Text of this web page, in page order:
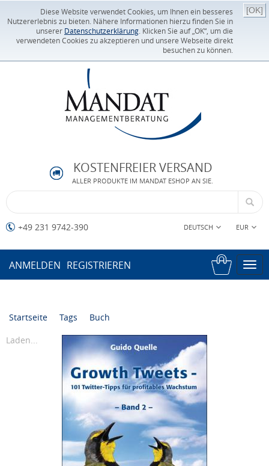
Diese Website verwendet Cookies, um Ihnen ein besseres
Nutzererlebnis zu bieten. Nähere Informationen hierzu finden Sie in
unserer Datenschutzerklärung . Klicken Sie auf „OK“, um die
verwendeten Cookies zu akzeptieren und unsere Webseite direkt
besuchen zu können.
[OK]
KOSTENFREIER VERSAND
ALLER PRODUKTE IM MANDAT ESHOP AN SIE.
+49 231 9742-390 DEUTSCH EUR
ANMELDEN REGISTRIEREN
Startseite Tags
Buch
Laden...